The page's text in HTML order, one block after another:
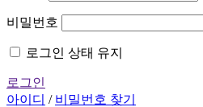
비밀번호
로그인 상태 유지
로그인
아이디 / 비밀번호 찾기